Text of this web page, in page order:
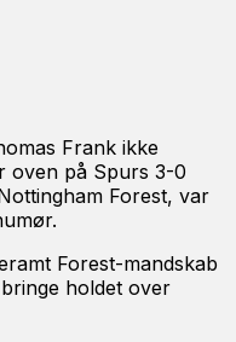
Frank ikke
oven på Spurs 3-0
Forest, var
Forest-mandskab
holdet over